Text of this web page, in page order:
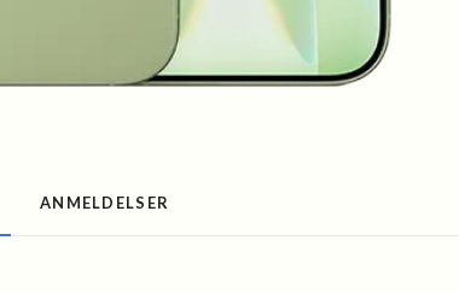
ANMELDELSER